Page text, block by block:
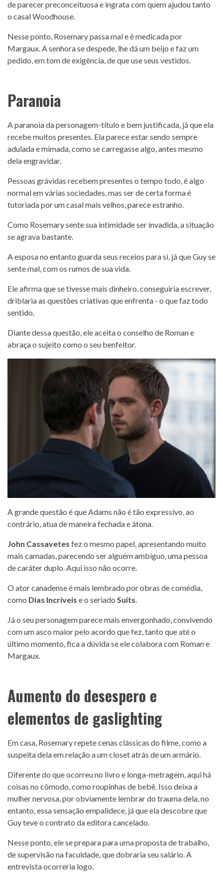
de parecer preconceituosa e ingrata com quem ajudou tanto
o casal Woodhouse.
Nesse ponto, Rosemary passa mal e é medicada por
Margaux. A senhora se despede, lhe dá um beijo e faz um
pedido, em tom de exigência, de que use seus vestidos.
Paranoia
A paranoia da personagem-título e bem justificada, já que ela
recebe muitos presentes. Ela parece estar sendo sempre
adulada e mimada, como se carregasse algo, antes mesmo
dela engravidar.
Pessoas grávidas recebem presentes o tempo todo, é algo
normal em várias sociedades, mas ser de certa forma é
tutoriada por um casal mais velhos, parece estranho.
Como Rosemary sente sua intimidade ser invadida, a situação
se agrava bastante.
A esposa no entanto guarda seus receios para si, já que Guy se
sente mal, com os rumos de sua vida.
Ele afirma que se tivesse mais dinheiro, conseguiria escrever,
driblaria as questões criativas que enfrenta - o que faz todo
sentido.
Diante dessa questão, ele aceita o conselho de Roman e
abraça o sujeito como o seu benfeitor.
A grande questão é que Adams não é tão expressivo, ao
contrário, atua de maneira fechada e átona.
John Cassavetes fez o mesmo papel, apresentando muito
mais camadas, parecendo ser alguém ambíguo, uma pessoa
de caráter duplo. Aqui isso não ocorre.
O ator canadense é mais lembrado por obras de comédia,
como Dias Incríveis e o seriado Suits
Já o seu personagem parece mais envergonhado, convivendo
com um asco maior pelo acordo que fez, tanto que até o
último momento, fica a dúvida se ele colabora com Roman e
Margaux.
Aumento do desespero e
elementos de gaslighting
Em casa, Rosemary repete cenas clássicas do filme, como a
suspeita dela em relação a um closet atrás de um armário.
Diferente do que ocorreu no livro e longa-metragem, aqui há
coisas no cômodo, como roupinhas de bebê. Isso deixa a
mulher nervosa, por obviamente lembrar do trauma dela, no
entanto, essa sensação empalidece, já que ela descobre que
Guy teve o contrato da editora cancelado.
Nesse ponto, ele se prepara para uma proposta de trabalho,
de supervisão na faculdade, que dobraria seu salário. A
entrevista ocorreria logo.